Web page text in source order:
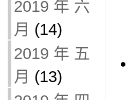
2019 年 六
月 (14)
2019 年 五
月 (13)